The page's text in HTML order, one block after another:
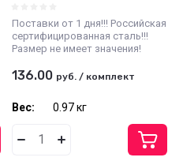
Поставки от 1 дня!!! Российская
сертифицированная сталь!!!
Размер не имеет значения!
136.00 руб. / комплект
Вес: 0.97 кг